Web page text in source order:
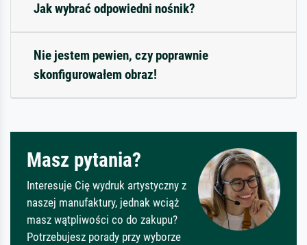
Jak wybrać odpowiedni nośnik?
Nie jestem pewien, czy poprawnie
skonfigurowałem obraz!
Masz pytania?
Interesuje Cię wydruk artystyczny z
naszej manufaktury, jednak wciąż
masz wątpliwości co do zakupu?
Potrzebujesz porady przy wyborze